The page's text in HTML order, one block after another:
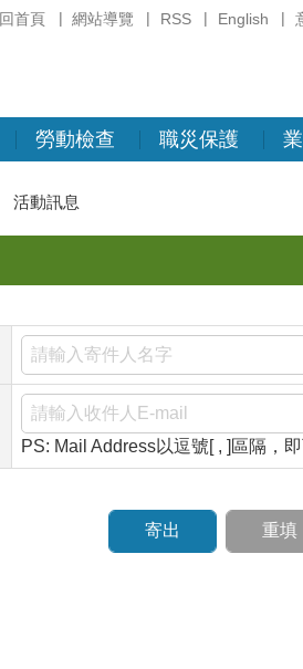
回首頁 網站導覽 RSS English
勞動檢查 職災保護
活動訊息
PS: Mail Address以逗號[ , ]區隔，